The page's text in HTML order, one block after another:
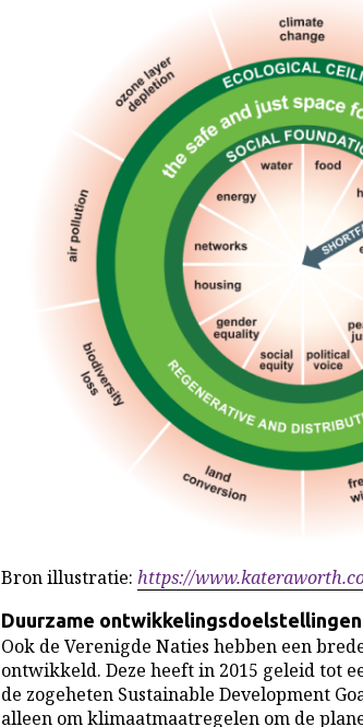
Bron illustratie:https://
Duurzame ontwikkelingsdoelstellingen
Ook de Verenigde Naties hebben een
ontwikkeld. Deze heeft in 2015 geleid tot
de zogeheten Sustainable Development
alleen om klimaatmaatregelen om de